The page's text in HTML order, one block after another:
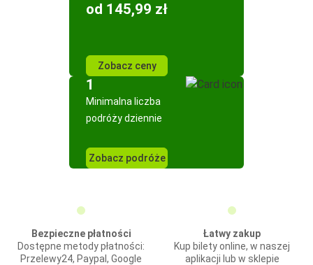
od 145,99 zł
Zobacz ceny
1
Minimalna liczba
podróży dziennie
Zobacz podróże
Bezpieczne płatności
Dostępne metody płatności:
Przelewy24, Paypal, Google
Łatwy zakup
Kup bilety online, w naszej
aplikacji lub w sklepie